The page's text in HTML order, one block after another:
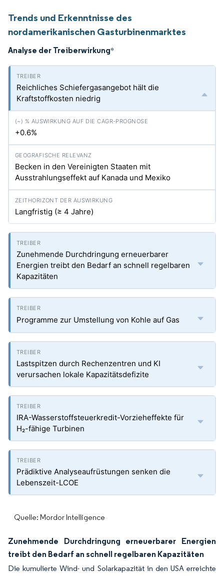
Trends und Erkenntnisse des
nordamerikanischen Gasturbinenmarktes
Analyse der Treiberwirkung*
Reichliches Schiefergasangebot hält die
Kraftstoffkosten niedrig
+0.6%
Becken in den Vereinigten Staaten mit
Ausstrahlungseffekt auf Kanada und Mexiko
Langfristig (≥ 4 Jahre)
Zunehmende Durchdringung erneuerbarer
Energien treibt den Bedarf an schnell regelbaren
Kapazitäten
Programme zur Umstellung von Kohle auf Gas
Lastspitzen durch Rechenzentren und KI
verursachen lokale Kapazitätsdefizite
IRA-Wasserstoffsteuerkredit-Vorzieheffekte für
H₂-fähige Turbinen
Prädiktive Analyseaufrüstungen senken die
Lebenszeit-LCOE
Quelle: Mordor Intelligence
Zunehmende Durchdringung erneuerbarer Energien
treibt den Bedarf an schnell regelbaren Kapazitäten
Die kumulierte Wind- und Solarkapazität in den USA erreichte